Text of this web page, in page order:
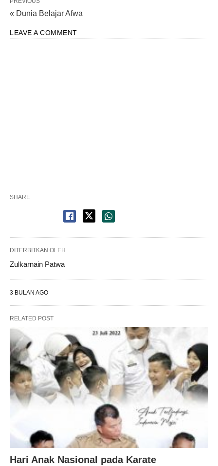
« Dunia Belajar Afwa
LEAVE A COMMENT
SHARE
DITERBITKAN OLEH
Zulkarnain Patwa
3 BULAN AGO
RELATED POST
Hari Anak Nasional pada Karate